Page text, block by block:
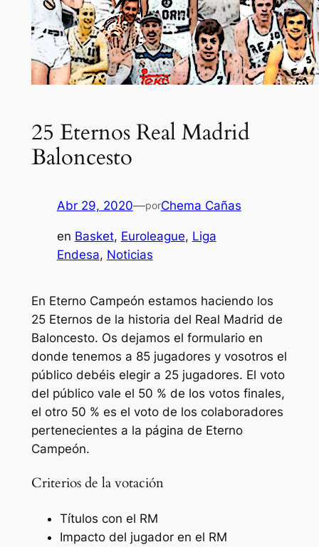
25 Eternos Real Madrid
Baloncesto
Abr 29, 2020—porChema Cañas
en Basket, Euroleague, Liga
Endesa, Noticias
En Eterno Campeón estamos haciendo los
25 Eternos de la historia del Real Madrid de
Baloncesto. Os dejamos el formulario en
donde tenemos a 85 jugadores y vosotros el
público debéis elegir a 25 jugadores. El voto
del público vale el 50 % de los votos finales,
el otro 50 % es el voto de los colaboradores
pertenecientes a la página de Eterno
Campeón.
Criterios de la votación
Títulos con el RM
Impacto del jugador en el RM